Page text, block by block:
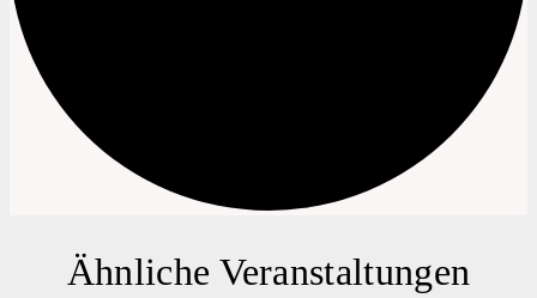
Ähnliche Veranstaltungen